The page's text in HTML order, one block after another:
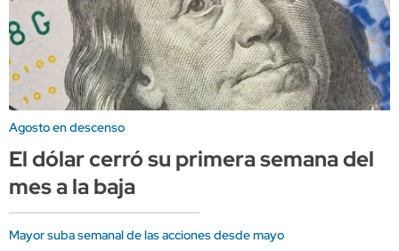
Agosto en descenso
El dólar cerró su primera semana del
mes a la baja
Mayor suba semanal de las acciones desde mayo